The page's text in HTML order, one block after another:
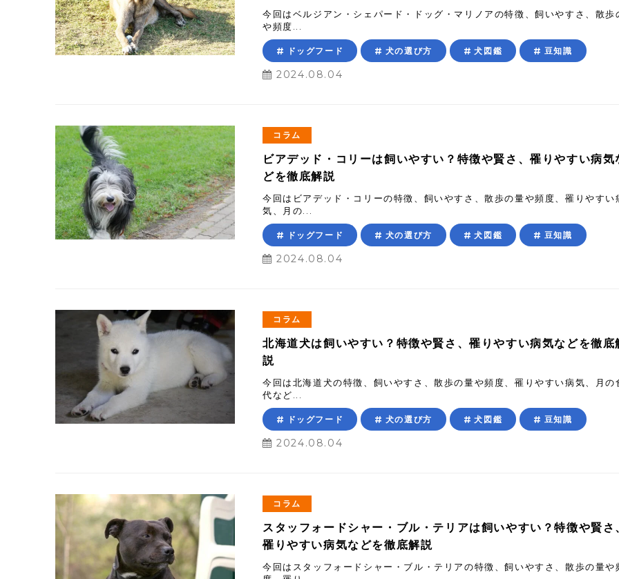
今回はベルジアン・シェパード・ドッグ・マリノアの特徴、飼いやすさ、散歩
や頻度...
ドッグフード 犬の選び方 犬図鑑 豆知識
2024.08.04
コラム
ビアデッド・コリーは飼いやすい？特徴や賢さ、罹りやすい病気
どを徹底解説
今回はビアデッド・コリーの特徴、飼いやすさ、散歩の量や頻度、罹りやすい
気、月の...
ドッグフード 犬の選び方 犬図鑑 豆知識
2024.08.04
コラム
北海道犬は飼いやすい？特徴や賢さ、罹りやすい病気などを徹底
説
今回は北海道犬の特徴、飼いやすさ、散歩の量や頻度、罹りやすい病気、月の
代など...
ドッグフード 犬の選び方 犬図鑑 豆知識
2024.08.04
コラム
スタッフォードシャー・ブル・テリアは飼いやすい？特徴や賢さ
罹りやすい病気などを徹底解説
今回はスタッフォードシャー・ブル・テリアの特徴、飼いやすさ、散歩の量や